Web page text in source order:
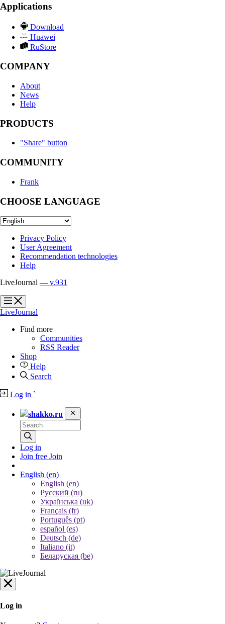
Applications
Download
Huawei
RuStore
COMPANY
About
News
Help
PRODUCTS
"Share" button
COMMUNITY
Frank
CHOOSE LANGUAGE
Privacy Policy
User Agreement
Recommendation technologies
Help
LiveJournal — v.931
?
?
LiveJournal
Find more
Communities
RSS Reader
Shop
Help
Search
Log in `
shakko.ru
Log in
Join free Join
English (en)
English (en)
Русский (ru)
Українська (uk)
Français (fr)
Português (pt)
español (es)
Deutsch (de)
Italiano (it)
Беларуская (be)
Log in